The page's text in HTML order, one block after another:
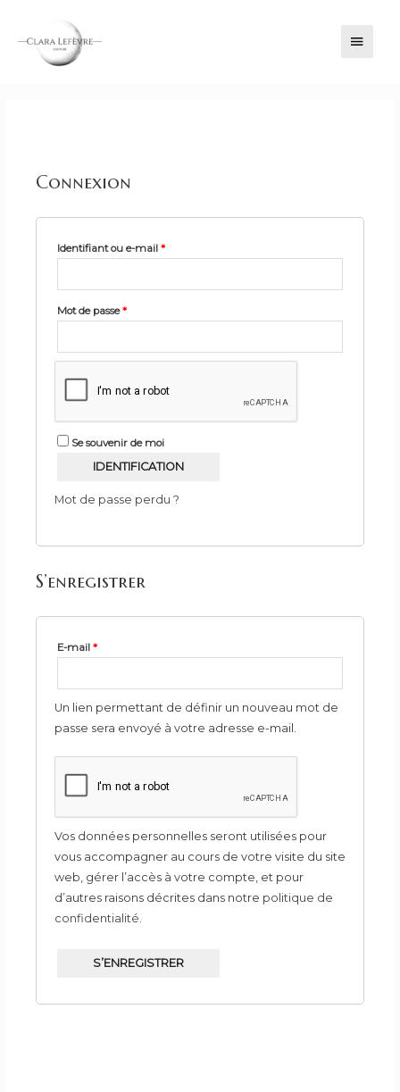
MENU
Connexion
Identifiant ou e-mail *
Mot de passe*
Se souvenir de moi
IDENTIFICATION
Mot de passe perdu ?
S’enregistrer
E-mail *
Un lien permettant de définir un nouveau mot de
passe sera envoyé à votre adresse e-mail.
Vos données personnelles seront utilisées pour
vous accompagner au cours de votre visite du site
web, gérer l’accès à votre compte, et pour
d’autres raisons décrites dans notre politique de
confidentialité.
S’ENREGISTRER